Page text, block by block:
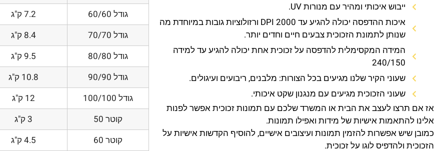
ייבוש איכותי ומהיר עם מנורות UV.
איכות ההדפסה יכולה להגיע עד 2000 DPI ורזולוציות גובות במיוחדת מה
שנותן לתמונת הזכוכית צבעים חיים וחדים יותר.
המידה המקסימלית להדפסה על זכוכית אחת יכולה להגיע עד למידה
240/150
שעוני הקיר שלנו מגיעים בכל הצורות: מלבנים, ריבועים ועיגולים.
שעוני הזכוכית מגיעים עם מנגנון שקט איכותי.
אז אם תרצו לעצב את הבית או המשרד שלכם עם תמונות זכוכית אפשר לפנות
אלינו להתאמות אישיות של מידות ואפילו תמונות.
כמובן שיש אפשרות להזמין תמונות ועיצובים אישיים, להוסיף הקדשות אישיות על
הזכוכית ולהדפיס לוגו על זכוכית.
גודל 60/60
7.2 ק"ג
גודל 70/70
8.4 ק"ג
גודל 80/80
9.5 ק"ג
גודל 90/90
10.8 ק"ג
גודל 100/100
12 ק"ג
קוטר 50
3 ק"ג
קוטר 60
4.5 ק"ג